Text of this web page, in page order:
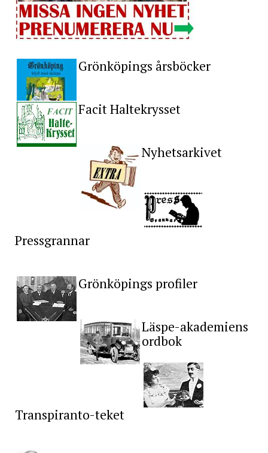
Grönköpings årsböcker
Facit Haltekrysset
Nyhetsarkivet
Pressgrannar
Grönköpings profiler
Läspe-akademiens
ordbok
Transpiranto-teket